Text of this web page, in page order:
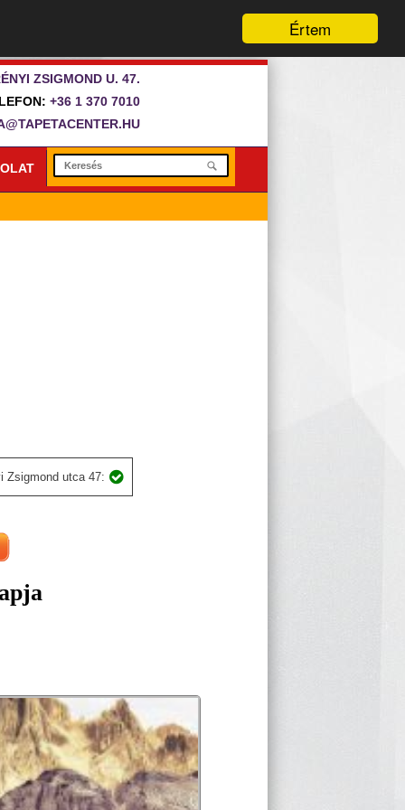
Értem
ZSIGMOND U. 47.
+36 1 370 7010
Zsigmond utca 47: